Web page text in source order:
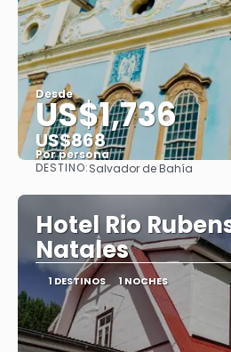
Desde
US$1,736
US$868
Por persona
Ver
DESTINO:Salvador de Bahía
Hotel Rio
Natales
1 DESTINOS 1 NOCHES